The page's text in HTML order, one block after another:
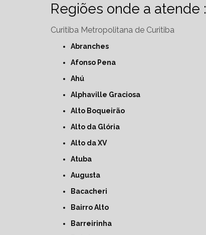
Regiões onde a atende :
Curitiba Metropolitana de Curitiba
Abranches
Afonso Pena
Ahú
Alphaville Graciosa
Alto Boqueirão
Alto da Glória
Alto da XV
Atuba
Augusta
Bacacheri
Bairro Alto
Barreirinha